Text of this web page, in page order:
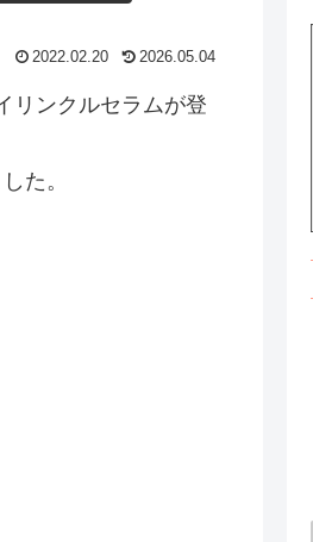
2022.02.20 2026.05.04
リンクルセラムが登
た。